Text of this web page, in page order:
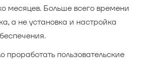
месяцев. Больше всего времени
а не установка и настройка
проработать пользовательские